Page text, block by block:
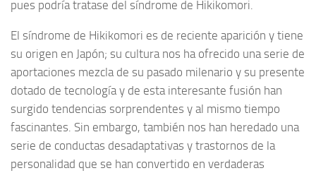
pues podría tratase del síndrome de Hikikomori.
El síndrome de Hikikomori es de reciente aparición y tiene
su origen en Japón; su cultura nos ha ofrecido una serie de
aportaciones mezcla de su pasado milenario y su presente
dotado de tecnología y de esta interesante fusión han
surgido tendencias sorprendentes y al mismo tiempo
fascinantes. Sin embargo, también nos han heredado una
serie de conductas desadaptativas y trastornos de la
personalidad que se han convertido en verdaderas